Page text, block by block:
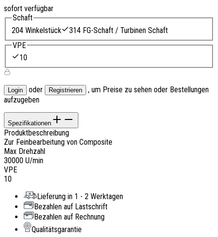
sofort verfügbar
Schaft
204 Winkelstück
314 FG-Schaft / Turbinen Schaft
VPE
10
Login oder Registrieren
, um Preise zu sehen oder Bestellungen
aufzugeben
Spezifikationen
Produktbeschreibung
Zur Feinbearbeitung von Composite
Max Drehzahl
30000 U/min
VPE
10
Lieferung in 1 - 2 Werktagen
Bezahlen auf Lastschrift
Bezahlen auf Rechnung
Qualitätsgarantie